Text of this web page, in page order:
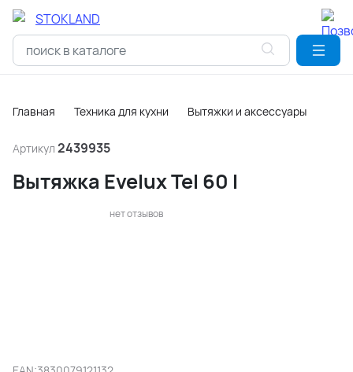
Главная Техника для кухни Вытяжки и аксессуары
Артикул 2439935
Вытяжка Evelux Tel 60 I
нет отзывов